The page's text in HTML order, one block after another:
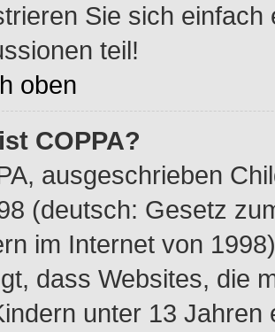
Sie sich
teil!
oben
COPPA?
ausgeschrieben
(deutsch: Gesetz
im Internet von
dass Websites, die
unter 13